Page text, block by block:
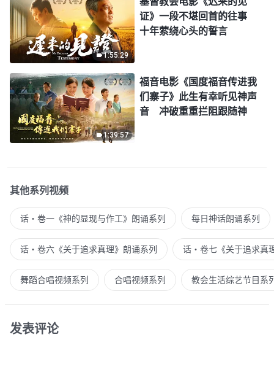
1:55:29
证》一段不堪回首的往事
十年萦绕心头的誓言
1:39:57
福音电影《国度福音传进我
们寨子》此生有幸听见神声
音 冲破重重拦阻跟随神
其他系列视频
话・卷一《神的显现与作工》朗诵系列 每日神话朗诵系列
话・卷六《关于追求真理》朗诵系列 话・卷七《关于追求真
舞蹈合唱视频系列 合唱视频系列 教会生活综艺节目系
发表评论